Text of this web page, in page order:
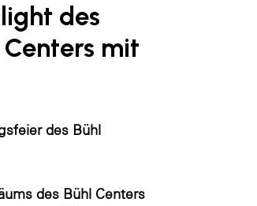
des
mit
des Bühl
des Bühl Centers